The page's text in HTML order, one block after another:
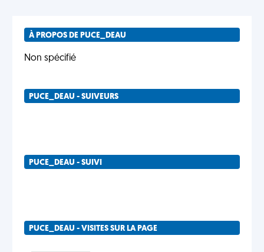
À PROPOS DE PUCE_DEAU
Non spécifié
PUCE_DEAU - SUIVEURS
PUCE_DEAU - SUIVI
PUCE_DEAU - VISITES SUR LA PAGE